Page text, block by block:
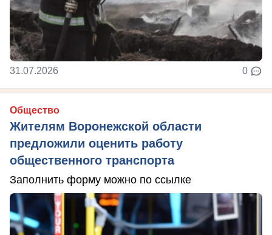
31.07.2026 0
Общество
Жителям Воронежской области
предложили оценить работу
общественного транспорта
Заполнить форму можно по ссылке